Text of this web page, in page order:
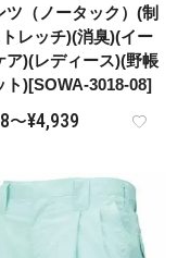
ツ（ノータック）(制
レッチ)(消臭)(イー
ア)(レディース)(野帳
ト)[SOWA-3018-08]
〜¥4,939